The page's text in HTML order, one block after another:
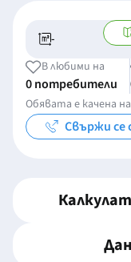
-
В любими на
0 потребители
Обявата е качена на
Свържи се